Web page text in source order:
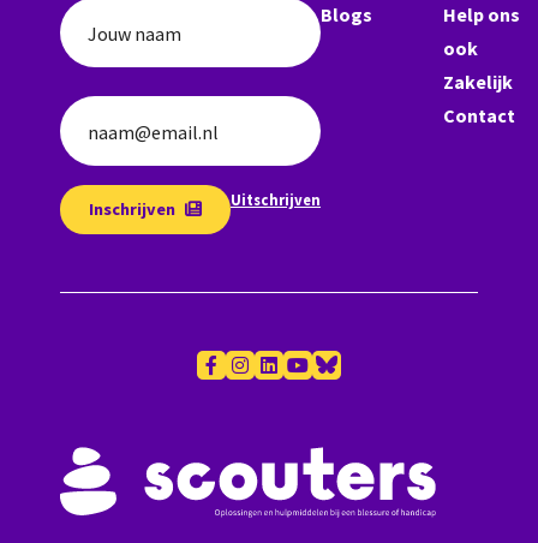
Jouw naam
naam@email.nl
Inschrijven Uitschrijven
Blogs
Help ons
ook
Zakelijk
Contact